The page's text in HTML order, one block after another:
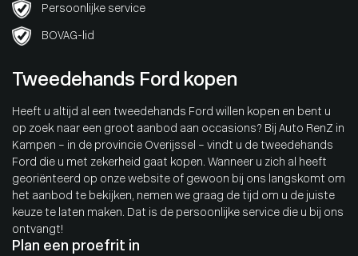
Persoonlijke service
BOVAG-lid
Tweedehands Ford kopen
Heeft u altijd al een tweedehands Ford willen kopen en bent u
op zoek naar een groot aanbod aan occasions? Bij Auto RenZ in
Kampen – in de provincie Overijssel – vindt u de tweedehands
Ford die u met zekerheid gaat kopen. Wanneer u zich al heeft
georiënteerd op onze website of gewoon bij ons langskomt om
het aanbod te bekijken, nemen we graag de tijd om u de juiste
keuze te laten maken. Dat is de persoonlijke service die u bij ons
ontvangt!
Plan een proefrit in